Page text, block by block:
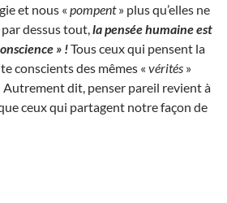
et nous « pompent» plus qu’elles ne
dessus tout, la pensée humaine est
» !Tous ceux qui pensent la
conscients des mêmes « vérités »
Autrement dit, penser pareil revient à
ceux qui partagent notre façon de